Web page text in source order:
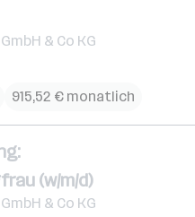
& Co KG
915,52 € monatlich
(w/m/d)
& Co KG